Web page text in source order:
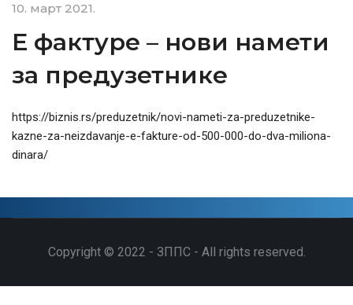
10. март 2021.
Е фактуре – нови намети
за предузетнике
https://biznis.rs/preduzetnik/novi-nameti-za-preduzetnike-
kazne-za-neizdavanje-e-fakture-od-500-000-do-dva-miliona-
dinara/
Copyright © 2022 - ЗППС - All rights reserved.